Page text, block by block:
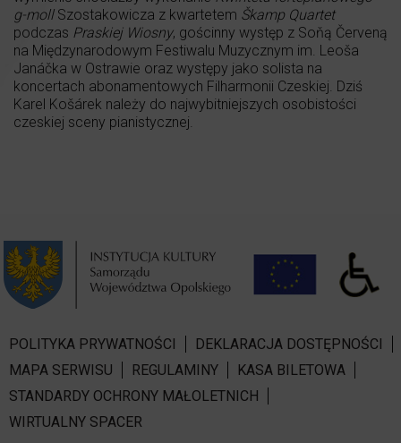
g-mollSzostakowicza z kwartetem Škamp Quartet
podczas Praskiej Wiosny, gościnny występ z Soňą Červeną
na Międzynarodowym Festiwalu Muzycznym im. Leoša
Janáčka w Ostrawie oraz występy jako solista na
koncertach abonamentowych Filharmonii Czeskiej. Dziś
Karel Košárek należy do najwybitniejszych osobistości
czeskiej sceny pianistycznej.
POLITYKA PRYWATNOŚCI
DEKLARACJA DOSTĘPNOŚCI
MAPA SERWISU
REGULAMINY
KASA BILETOWA
STANDARDY OCHRONY MAŁOLETNICH
WIRTUALNY SPACER